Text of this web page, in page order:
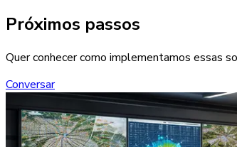
Próximos passos
Quer conhecer como implementamos essas
Conversar